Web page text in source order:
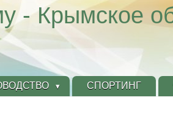
- Крымское
СПОРТИНГ